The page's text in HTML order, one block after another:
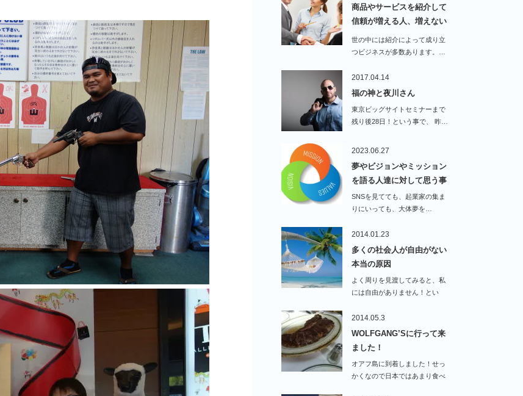
商品やサービスを紹介して
信頼が増える人、増えない
人…
世の中には紹介によって成り立
つビジネスが多数あります。…
2017.04.14
福の神と夜川さん
東京ビッグサイトセミナーまで
残り後28日！という事で、 昨…
2023.06.27
夢やビジョンやミッション
を語る人達に対して思う事
SNSを見てても、起業家の集ま
りにいっても、大体夢を…
2014.01.23
多くの社会人が自由がない
本当の原因
よく周りを見渡してみると、私
には自由がありません！とい
2014.05.3
WOLFGANG’Sに行って来
ました！
オアフ島に到着しました！せっ
かくなので日本ではあまり食べ